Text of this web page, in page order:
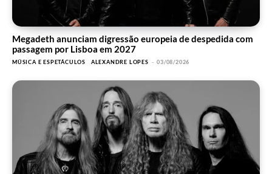
Megadeth anunciam digressão europeia de despedida com
passagem por Lisboa em 2027
MÚSICA E ESPETÁCULOS ALEXANDRE LOPES - 03/08/2026